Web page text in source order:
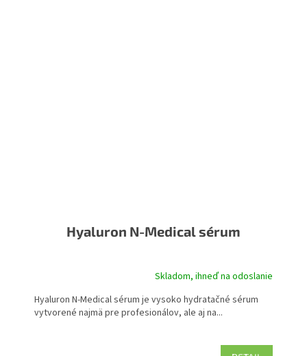
Hyaluron N-Medical sérum
Skladom, ihneď na odoslanie
Hyaluron N-Medical sérum je vysoko hydratačné sérum
vytvorené najmä pre profesionálov, ale aj na...